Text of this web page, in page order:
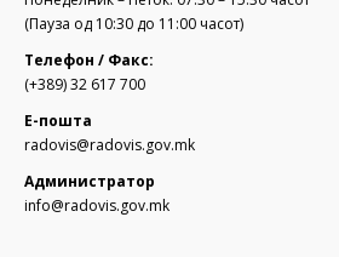
(Пауза од 10:30 до 11:00 часот)
Телефон / Факс:
(+389) 32 617 700
Е-пошта
radovis@radovis.gov.mk
Администратор
info@radovis.gov.mk